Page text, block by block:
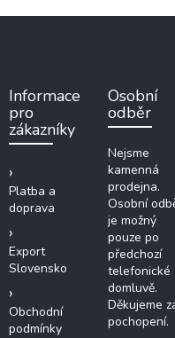
Informace
pro
zákazníky
Platba a
doprava
Export
Slovensko
Obchodní
podmínky
Osobní
odběr
Nejsme
kamenná
prodejna.
Osobní
je možný
pouze po
předchozí
telefonické
domluvě.
Děkujeme
pochopení.